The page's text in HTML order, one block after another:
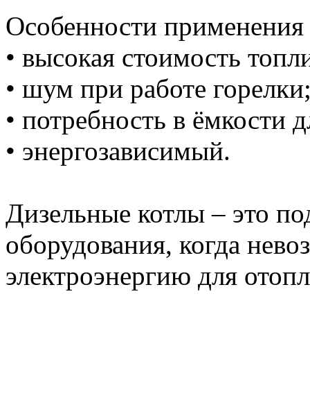
Особенности применения
• высокая стоимость
• шум при работе
• потребность в ёмкости
• энергозависимый.
Дизельные котлы – это
оборудования, когда
электроэнергию для